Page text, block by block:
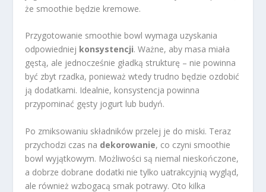
że smoothie będzie kremowe.
Przygotowanie smoothie bowl wymaga uzyskania
odpowiedniej konsystencji. Ważne, aby masa miała
gęstą, ale jednocześnie gładką strukturę – nie powinna
być zbyt rzadka, ponieważ wtedy trudno będzie ozdobić
ją dodatkami. Idealnie, konsystencja powinna
przypominać gęsty jogurt lub budyń.
Po zmiksowaniu składników przelej je do miski. Teraz
przychodzi czas na dekorowanie, co czyni smoothie
bowl wyjątkowym. Możliwości są niemal nieskończone,
a dobrze dobrane dodatki nie tylko uatrakcyjnią wygląd,
ale również wzbogacą smak potrawy. Oto kilka